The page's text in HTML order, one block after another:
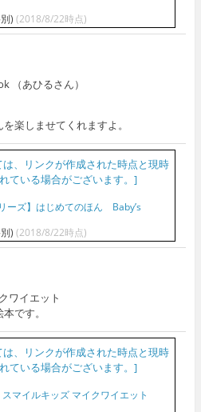
) (2018/8/22時点)
（あひるさん）
楽しませてくれますよ。
ーズ】はじめてのほん Baby’s
) (2018/8/22時点)
ワイエット
です。
マイルキッズ マイクワイエット